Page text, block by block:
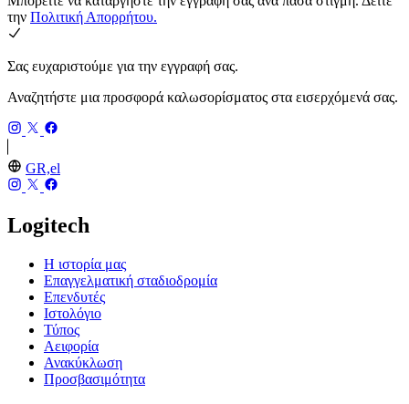
την Πολιτική Απορρήτου.
Σας ευχαριστούμε για την εγγραφή σας.
Αναζητήστε μια προσφορά καλωσορίσματος στα εισερχόμενά σας.
GR,el
Logitech
Η ιστορία μας
Επαγγελματική σταδιοδρομία
Επενδυτές
Ιστολόγιο
Τύπος
Αειφορία
Ανακύκλωση
Προσβασιμότητα